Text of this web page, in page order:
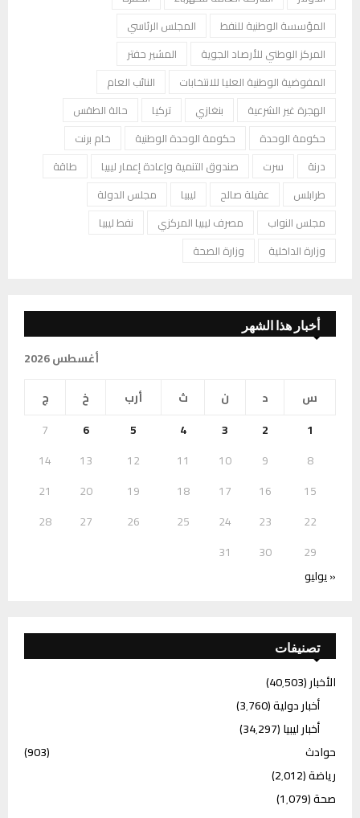
المؤسسة الوطنية للنفط
المجلس الرئاسي
المركز الوطني للأرصاد الجوية
المشير حفتر
المفوضية الوطنية العليا للانتخابات
النائب العام
الهجرة غير الشرعية
بنغازي تركيا
حالة الطقس
حكومة الوحدة
حكومة الوحدة الوطنية
خام برنت
درنة
سرت صندوق التنمية وإعادة إعمار ليبيا
طاقة
طرابلس
عقيلة صالح ليبيا
مجلس الدولة
مجلس النواب
مصرف ليبيا المركزي
نفط ليبيا
وزارة الداخلية
وزارة الصحة
أخبار هذا الشهر
أغسطس 2026
س
د ن ث أرب خ
ج
1
2
3
4
5
6
7
8
9
10
11
12
13
14
15
16
17
18
19
20
21
22
23
24
25
26
27
28
29
30
31
« يوليو
تصنيفات
الأخبار(40٬503)
أخبار دولية(3٬760)
أخبار ليبيا(34٬297)
حوادث
(903)
رياضة(2٬012)
صحة(1٬079)